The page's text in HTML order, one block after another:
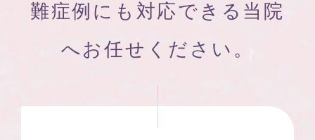
難症例にも対応できる当院
へお任せください。